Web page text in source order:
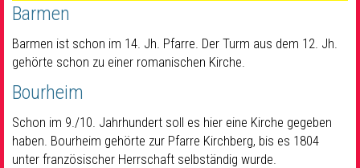
Musik & Kultur
Seelsorge & Kontakt
Barmen
Barmen ist schon im 14. Jh. Pfarre. Der Turm aus dem 12. Jh.
gehörte schon zu einer romanischen Kirche.
Bourheim
Schon im 9./10. Jahrhundert soll es hier eine Kirche gegeben
haben. Bourheim gehörte zur Pfarre Kirchberg, bis es 1804
unter französischer Herrschaft selbständig wurde.